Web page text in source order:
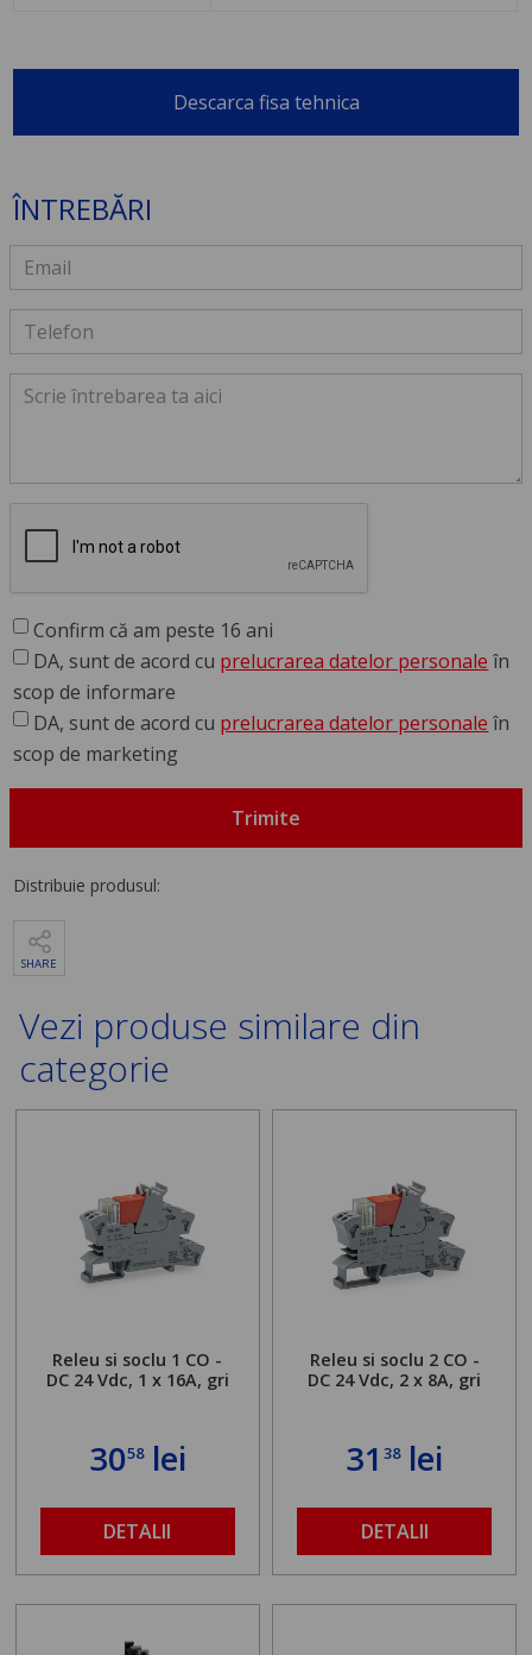
Descarca fisa tehnica
ÎNTREBĂRI
Confirm că am peste 16 ani
DA, sunt de acord cu prelucrarea datelor personale în
scop de informare
DA, sunt de acord cu prelucrarea datelor personale în
scop de marketing
Trimite
Distribuie produsul:
SHARE
Vezi produse similare din
categorie
Releu si soclu 1 CO -
DC 24 Vdc, 1 x 16A, gri
3058lei
DETALII
Releu si soclu 2 CO -
DC 24 Vdc, 2 x 8A, gri
3138lei
DETALII